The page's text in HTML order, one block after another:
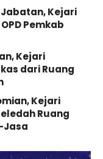
Kejari
Pemkab
Kejari
dari Ruang
Kejari
Ruang
Jasa